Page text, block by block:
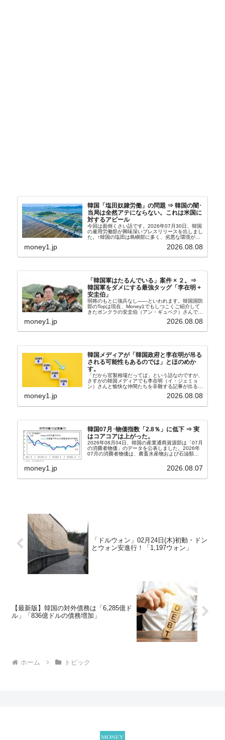
韓国「塩田奴隷労働」の問題 ⇒ 韓国の闇･
当局は全然アテにならない。これは米国に
対するアピール
今回は面倒くさい話です。2026年07月30日、韓国
の雇用労働部が興味深いプレスリリースを出しまし
た。↑韓国の塩田は島嶼部に多く、劣悪な環境が一
たといわれます（後述）。これは、いわゆる「塩田
money1.jp 2026.08.08
「韓国軍はたるんでいる」案件 × ２。⇒
韓国軍をダメにする最強タッグ「李在明 +
安圭伯」
弱将のもとに強兵なし――といわれます。韓国国防
部のTopは現在、Money1でもしつこくご紹介して
きたボンクラの安圭伯（アン・ギュベク）さんで
さんと「韓国初の文官上がり」の国防部長官安圭伯
money1.jp 2026.08.08
韓国メディアが「韓国政府と李在明が吊る
される可能性もあるのでは」とほのめか
す。
「だから官製相場だってば」という話なのですが、
さすがの韓国メディアでも李在明（イ・ジェミョ
ン）さんと愉快な仲間たちを非難する記事が出るよ
『朝鮮日報』に面白い記事が出ています。「東西南
money1.jp 2026.08.08
韓国07月･物価指数「2.8％」に低下 ⇒ 実
はコアコアは上がった。
2026年08月04日、韓国の産業通商資源部は「07月
の消費者物価」のデータを公表しました。2026年
07月の消費者物価は、農畜水産物および石油類の
2.8％上昇（06月は3.2％）となり、上昇率は前...
money1.jp 2026.08.07
「ドルウォン」02月24日(木)初動・ドン
とウォン安進行！「1,197ウォン」
【最新版】韓国の対外債務は「6,285億ド
ル」「836億ドルの債務増加」
ホーム トピック